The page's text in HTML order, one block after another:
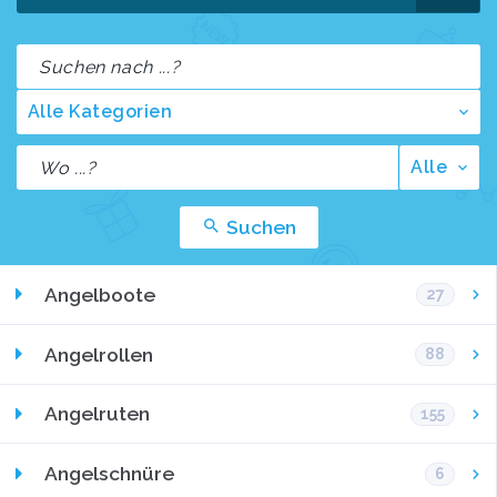
Alle Kategorien
Alle
Suchen
Angelboote 27
Angelrollen 88
Angelruten 155
Angelschnüre 6